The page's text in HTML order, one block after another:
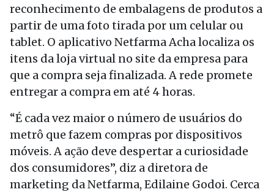
reconhecimento de embalagens de produtos a
partir de uma foto tirada por um celular ou
tablet. O aplicativo Netfarma Acha localiza os
itens da loja virtual no site da empresa para
que a compra seja finalizada. A rede promete
entregar a compra em até 4 horas.
“É cada vez maior o número de usuários do
metrô que fazem compras por dispositivos
móveis. A ação deve despertar a curiosidade
dos consumidores”, diz a diretora de
marketing da Netfarma, Edilaine Godoi. Cerca